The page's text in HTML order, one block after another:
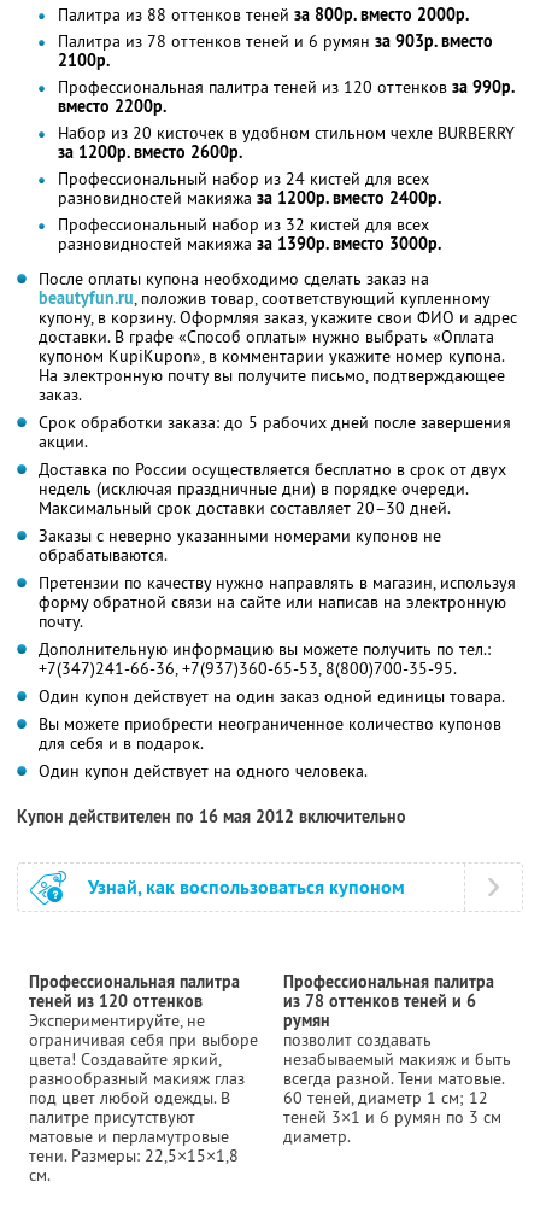
Палитра из 88 оттенков теней за 800р. вместо 2000р.
Палитра из 78 оттенков теней и 6 румян за 903р. вместо
2100р.
Профессиональная палитра теней из 120 оттенков за 990р.
вместо 2200р.
Набор из 20 кисточек в удобном стильном чехле BURBERRY
за 1200р. вместо 2600р.
Профессиональный набор из 24 кистей для всех
разновидностей макияжа за 1200р. вместо 2400р.
Профессиональный набор из 32 кистей для всех
разновидностей макияжа за 1390р. вместо 3000р.
После оплаты купона необходимо сделать заказ на
beautyfun.ru, положив товар, соответствующий купленному
купону, в корзину. Оформляя заказ, укажите свои ФИО и адрес
доставки. В графе «Способ оплаты» нужно выбрать «Оплата
купоном KupiKupon», в комментарии укажите номер купона.
На электронную почту вы получите письмо, подтверждающее
заказ.
Срок обработки заказа: до 5 рабочих дней после завершения
акции.
Доставка по России осуществляется бесплатно в срок от двух
недель (исключая праздничные дни) в порядке очереди.
Максимальный срок доставки составляет 20–30 дней.
Заказы с неверно указанными номерами купонов не
обрабатываются.
Претензии по качеству нужно направлять в магазин, используя
форму обратной связи на сайте или написав на электронную
почту.
Дополнительную информацию вы можете получить по тел.:
+7(347)241-66-36, +7(937)360-65-53, 8(800)700-35-95.
Один купон действует на один заказ одной единицы товара.
Вы можете приобрести неограниченное количество купонов
для себя и в подарок.
Один купон действует на одного человека.
Купон действителен по 16 мая 2012 включительно
Узнай, как воспользоваться купоном
Профессиональная палитра
теней из 120 оттенков
Экспериментируйте, не
ограничивая себя при выборе
цвета! Создавайте яркий,
разнообразный макияж глаз
под цвет любой одежды. В
палитре присутствуют
матовые и перламутровые
тени. Размеры: 22,5×15×1,8
см.
Профессиональная палитра
из 78 оттенков теней и 6
румян
позволит создавать
незабываемый макияж и быть
всегда разной. Тени матовые.
60 теней, диаметр 1 см; 12
теней 3×1 и 6 румян по 3 см
диаметр.